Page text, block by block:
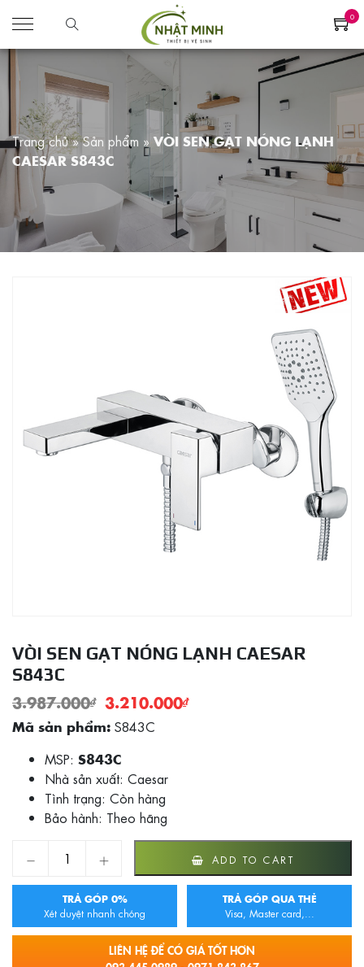
0
Trang chủ»Sản phẩm » VÒI SEN GẠT NÓNG LẠNH
CAESAR S843C
VÒI SEN GẠT NÓNG LẠNH CAESAR
S843C
3.987.000₫ 3.210.000₫
Mã sản phẩm: S843C
MSP: S843C
Nhà sản xuất: Caesar
Tình trạng: Còn hàng
Bảo hành: Theo hãng
VÒI SEN GẠT NÓNG LẠNH CAESAR S843C quantity
ADD TO CART
TRẢ GÓP 0%
Xét duyệt nhanh chóng
TRẢ GÓP QUA THẺ
Visa, Master card,...
LIÊN HỆ ĐỂ CÓ GIÁ TỐT HƠN